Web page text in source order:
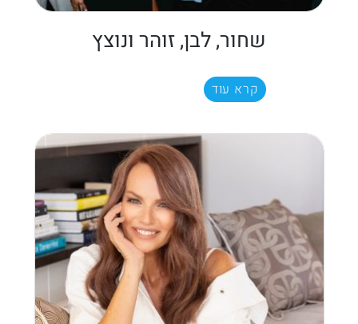
שחור, לבן, זוהר ונוצץ
קרא עוד